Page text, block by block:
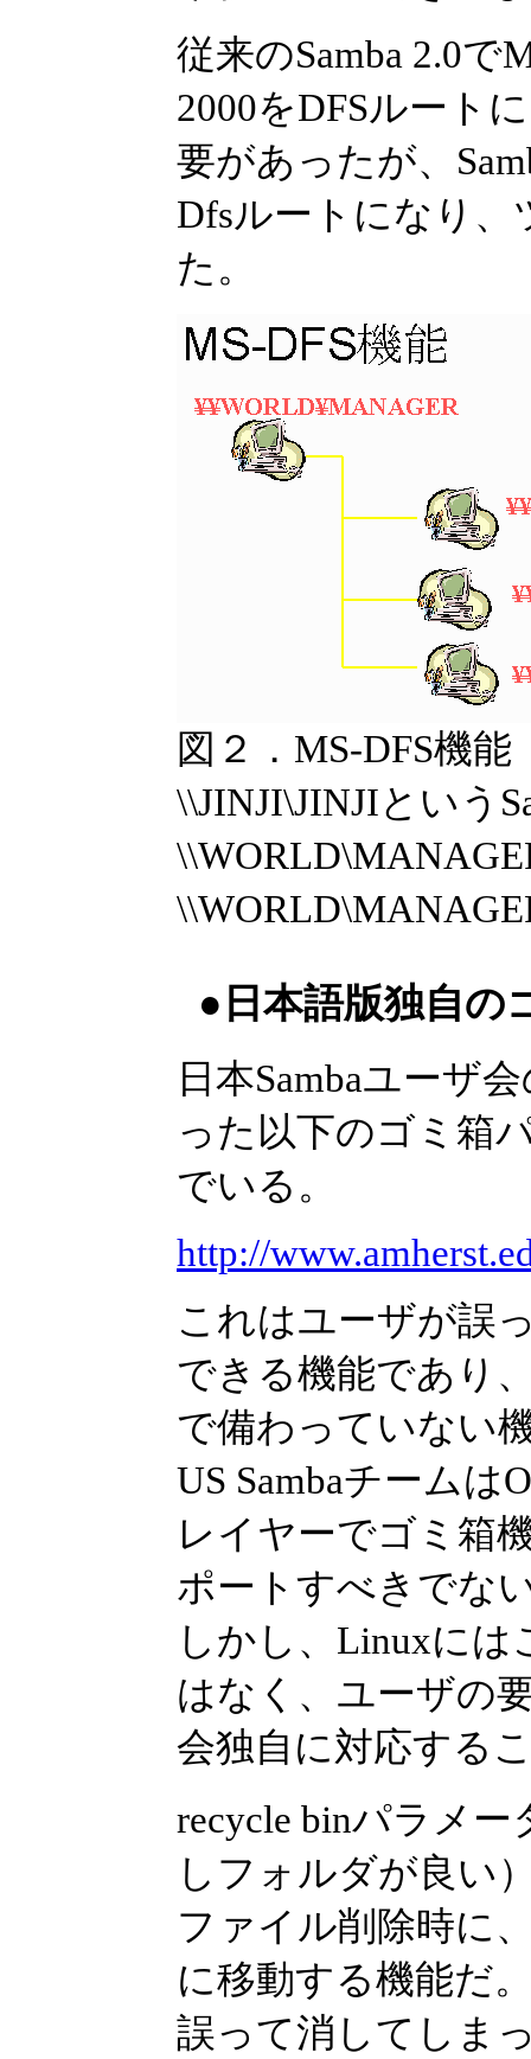
従来のSamba 2.0で
2000をDFSルート
要があったが、
Dfsルートになり
た。
図２．MS-DFS機能
\\JINJI\JINJIという
●日本語版独自の
日本Sambaユーザ
った以下のゴミ箱
でいる。
http://
これはユーザが誤
できる機能であり
で備わっていない
US Sambaチーム
レイヤーでゴミ箱
ポートすべきでな
しかし、Linuxに
はなく、ユーザの
会独自に対応する
recycle binパラメ
しフォルダが良い
ファイル削除時に
に移動する機能だ
誤って消してしま